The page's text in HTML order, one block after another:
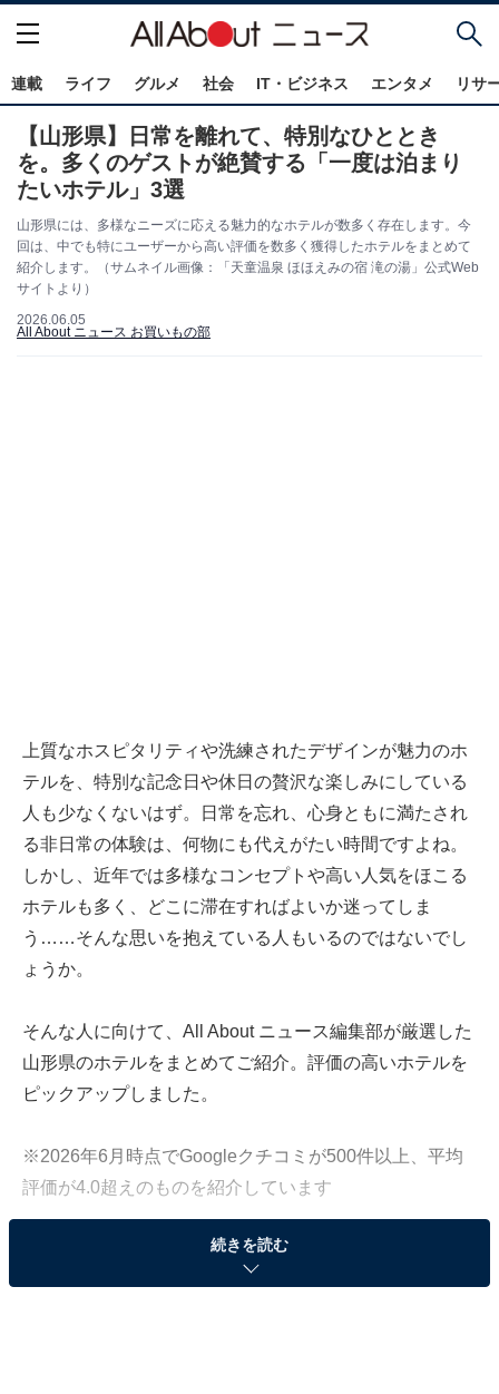
連載 ライフ グルメ 社会 IT・ビジネス エンタメ リサ
【山形県】日常を離れて、特別なひととき
を。多くのゲストが絶賛する「一度は泊まり
たいホテル」3選
山形県には、多様なニーズに応える魅力的なホテルが数多く存在します。今
回は、中でも特にユーザーから高い評価を数多く獲得したホテルをまとめて
紹介します。（サムネイル画像：「天童温泉 ほほえみの宿 滝の湯」公式Web
サイトより）
2026.06.05
All About ニュース お買いもの部
上質なホスピタリティや洗練されたデザインが魅力のホ
テルを、特別な記念日や休日の贅沢な楽しみにしている
人も少なくないはず。日常を忘れ、心身ともに満たされ
る非日常の体験は、何物にも代えがたい時間ですよね。
しかし、近年では多様なコンセプトや高い人気をほこる
ホテルも多く、どこに滞在すればよいか迷ってしま
う……そんな思いを抱えている人もいるのではないでし
ょうか。
そんな人に向けて、All About ニュース編集部が厳選した
山形県のホテルをまとめてご紹介。評価の高いホテルを
ピックアップしました。
※2026年6月時点でGoogleクチコミが500件以上、平均
評価が4.0超えのものを紹介しています
この記事の執筆者： All About ニュース お買
いもの部
続きを読む